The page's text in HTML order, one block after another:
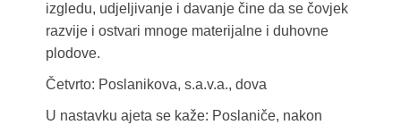
izgledu, udjeljivanje i davanje čine da se čovjek
razvije i ostvari mnoge materijalne i duhovne
plodove.
Četvrto: Poslanikova, s.a.v.a., dova
U nastavku ajeta se kaže: Poslaniče, nakon